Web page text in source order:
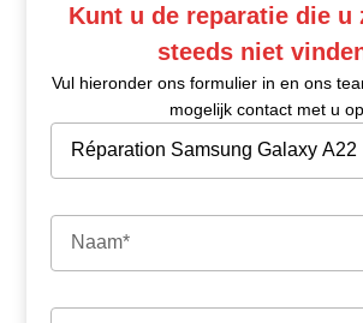
Kunt u de reparatie die u
steeds niet
Vul hieronder ons formulier in en ons
mogelijk contact met u op.